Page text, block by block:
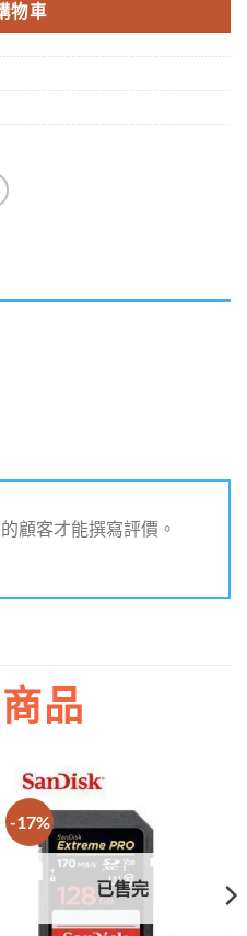
物車
顧客才能撰寫評價。
品
-17%
已售完